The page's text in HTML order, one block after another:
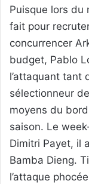
Puisque lors du
fait pour
concurrencer
budget, Pablo
l’attaquant tant
sélectionneur
moyens du
saison. Le
Dimitri Payet, il
Bamba Dieng.
l’attaque